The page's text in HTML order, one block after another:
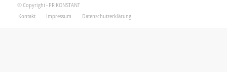
© Copyright - PR KONSTANT
Kontakt
Impressum Datenschutzerklärung